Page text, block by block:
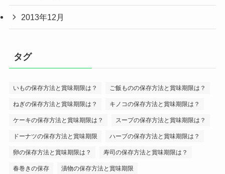
2013年12月
タグ
いもの保存方法と賞味期限は？ ご飯ものの保存方法と賞味期限は？
ねぎの保存方法と賞味期限は？ キノコの保存方法と賞味期限は？
ケーキの保存方法と賞味期限は？ スープの保存方法と賞味期限は？
ドーナツの保存方法と賞味期限 ハーブの保存方法と賞味期限は？
卵の保存方法と賞味期限は？ 寿司の保存方法と賞味期限は？
春巻きの保存 漬物の保存方法と賞味期限